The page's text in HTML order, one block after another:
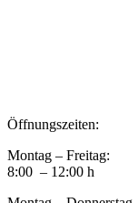
Öffnungszeiten:
Montag – Freitag:
8:00 – 12:00 h